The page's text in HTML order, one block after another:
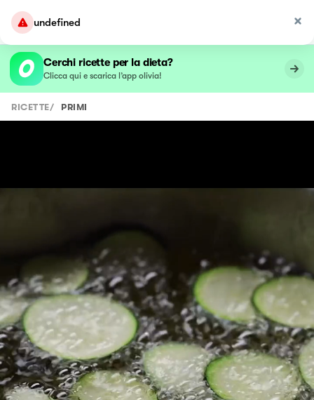
undefined
Cerchi ricette per la dieta?
Clicca qui e scarica l’app olivia!
RICETTE/ PRIMI